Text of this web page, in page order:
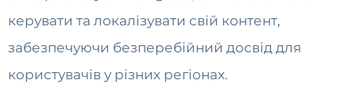
керувати та локалізувати свій контент,
забезпечуючи безперебійний досвід для
користувачів у різних регіонах.